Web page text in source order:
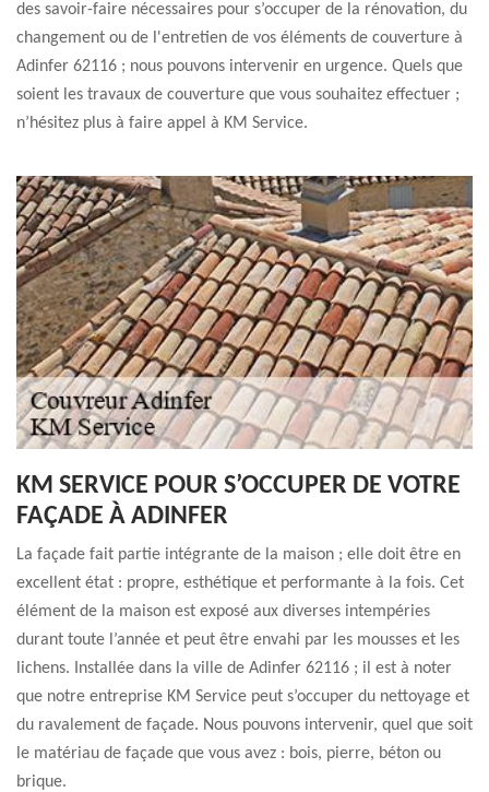
des savoir-faire nécessaires pour s’occuper de la rénovation, du
changement ou de l'entretien de vos éléments de couverture à
Adinfer 62116 ; nous pouvons intervenir en urgence. Quels que
soient les travaux de couverture que vous souhaitez effectuer ;
n’hésitez plus à faire appel à KM Service.
KM SERVICE POUR S’OCCUPER DE VOTRE
FAÇADE À ADINFER
La façade fait partie intégrante de la maison ; elle doit être en
excellent état : propre, esthétique et performante à la fois. Cet
élément de la maison est exposé aux diverses intempéries
durant toute l’année et peut être envahi par les mousses et les
lichens. Installée dans la ville de Adinfer 62116 ; il est à noter
que notre entreprise KM Service peut s’occuper du nettoyage et
du ravalement de façade. Nous pouvons intervenir, quel que soit
le matériau de façade que vous avez : bois, pierre, béton ou
brique.